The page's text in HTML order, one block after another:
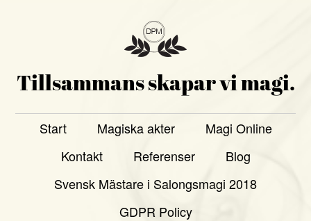
Tillsammans skapar vi magi.
Start Magiska akter
Magi Online
Kontakt
Referenser
Blog
Svensk Mästare i Salongsmagi 2018
GDPR Policy